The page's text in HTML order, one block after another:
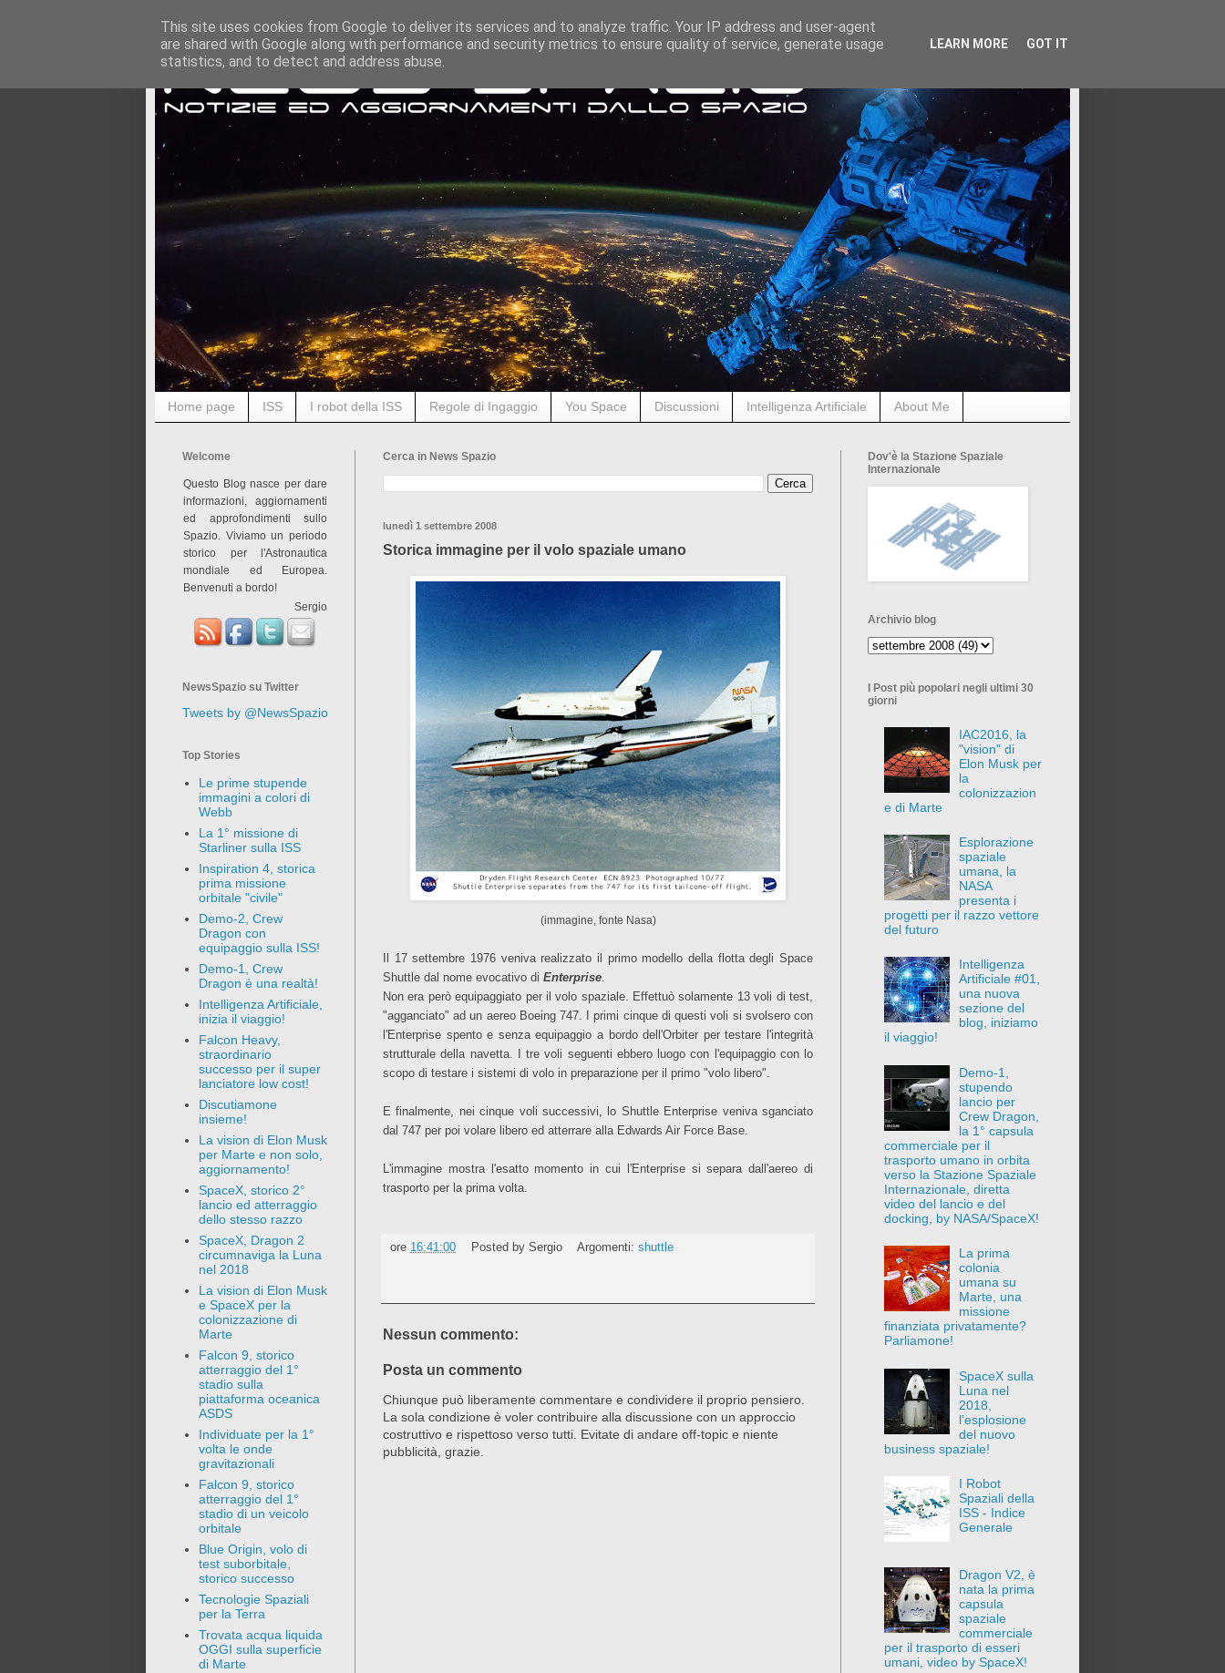
Home page ISS I robot della ISS Regole di Ingaggio You Space Discussioni Intelligenza Artificiale About Me
Cerca in News Spazio
lunedì 1 settembre 2008
Storica immagine per il volo spaziale umano
(immagine, fonte Nasa)
Il 17 settembre 1976 veniva realizzato il primo modello della flotta degli Space
Shuttle dal nome evocativo di Enterprise
Non era però equipaggiato per il volo spaziale. Effettuò solamente 13 voli di test,
"agganciato" ad un aereo Boeing 747. I primi cinque di questi voli si svolsero con
l'Enterprise spento e senza equipaggio a bordo dell'Orbiter per testare l'integrità
strutturale della navetta. I tre voli seguenti ebbero luogo con l'equipaggio con lo
scopo di testare i sistemi di volo in preparazione per il primo "volo libero".
E finalmente, nei cinque voli successivi, lo Shuttle Enterprise veniva sganciato
dal 747 per poi volare libero ed atterrare alla Edwards Air Force Base.
L'immagine mostra l'esatto momento in cui l'Enterprise si separa dall'aereo di
trasporto per la prima volta.
ore 16:41:00 Posted by Sergio Argomenti:shuttle
Nessun commento:
Posta un commento
Chiunque può liberamente commentare e condividere il proprio pensiero.
La sola condizione è voler contribuire alla discussione con un approccio
costruttivo e rispettoso verso tutti. Evitate di andare off-topic e niente
pubblicità, grazie.
Welcome
Questo Blog nasce per dare
informazioni, aggiornamenti
ed approfondimenti sullo
Spazio. Viviamo un periodo
storico per l'Astronautica
mondiale ed Europea.
Benvenuti a bordo!
Sergio
NewsSpazio su Twitter
Tweets by @NewsSpazio
Top Stories
Le prime stupende
immagini a colori di
Webb
La 1° missione di
Starliner sulla ISS
Inspiration 4, storica
prima missione
orbitale "civile"
Demo-2, Crew
Dragon con
equipaggio sulla ISS!
Demo-1, Crew
Dragon è una realtà!
Intelligenza Artificiale,
inizia il viaggio!
Falcon Heavy,
straordinario
successo per il super
lanciatore low cost!
Discutiamone
insieme!
La vision di Elon Musk
per Marte e non solo,
aggiornamento!
SpaceX, storico 2°
lancio ed atterraggio
dello stesso razzo
SpaceX, Dragon 2
circumnaviga la Luna
nel 2018
La vision di Elon Musk
e SpaceX per la
colonizzazione di
Marte
Falcon 9, storico
atterraggio del 1°
stadio sulla
piattaforma oceanica
ASDS
Individuate per la 1°
volta le onde
gravitazionali
Falcon 9, storico
atterraggio del 1°
stadio di un veicolo
orbitale
Blue Origin, volo di
test suborbitale,
storico successo
Tecnologie Spaziali
per la Terra
Trovata acqua liquida
OGGI sulla superficie
di Marte
Dov'è la Stazione Spaziale
Internazionale
Archivio blog
I Post più popolari negli ultimi 30
giorni
IAC2016, la
"vision" di
Elon Musk per
la
colonizzazion
e di Marte
Esplorazione
spaziale
umana, la
NASA
presenta i
progetti per il razzo vettore
del futuro
Intelligenza
Artificiale #01,
una nuova
sezione del
blog, iniziamo
il viaggio!
Demo-1,
stupendo
lancio per
Crew Dragon,
la 1° capsula
commerciale per il
trasporto umano in orbita
verso la Stazione Spaziale
Internazionale, diretta
video del lancio e del
docking, by NASA/SpaceX!
La prima
colonia
umana su
Marte, una
missione
finanziata privatamente?
Parliamone!
SpaceX sulla
Luna nel
2018,
l'esplosione
del nuovo
business spaziale!
I Robot
Spaziali della
ISS - Indice
Generale
Dragon V2, è
nata la prima
capsula
spaziale
commerciale
per il trasporto di esseri
umani, video by SpaceX!
This site uses cookies from Google to deliver its services and to analyze traffic. Your IP address and user-agent
are shared with Google along with performance and security metrics to ensure quality of service, generate usage
statistics, and to detect and address abuse.
LEARN MORE GOT IT